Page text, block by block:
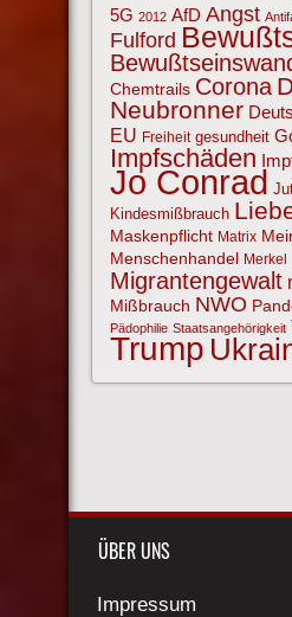
5G 2012 AfD Angst
Fulford
Chemtrails Corona
Neubronner
EU Freiheit gesundheit
Impfschäden
Jo Conrad
Kindesmißbrauch
Maskenpflicht Matrix
Menschenhandel Merkel
Migrantengewalt
Mißbrauch NWO
Pädophilie Staatsangehörigkeit
Trump
ÜBER UNS
Impressum